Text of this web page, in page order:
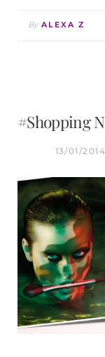
By ALEXA Z
#Shopping
13/01/2014